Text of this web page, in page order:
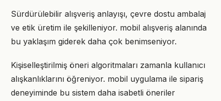
Sürdürülebilir alışveriş anlayışı, çevre dostu ambalaj
ve etik üretim ile şekilleniyor. mobil alışveriş alanında
bu yaklaşım giderek daha çok benimseniyor.
Kişiselleştirilmiş öneri algoritmaları zamanla kullanıcı
alışkanlıklarını öğreniyor. mobil uygulama ile sipariş
deneyiminde bu sistem daha isabetli öneriler